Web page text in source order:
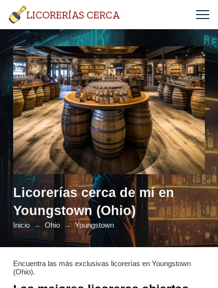
LICORERÍAS CERCA
Licorerías cerca de mí en
Youngstown (Ohio)
Inicio → Ohio → Youngstown
Encuentra las más exclusivas licorerías en Youngstown
(Ohio).